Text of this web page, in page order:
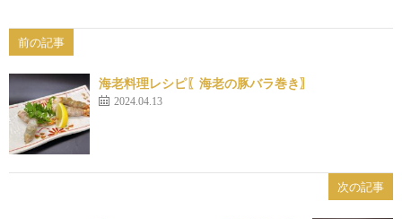
前の記事
海老料理レシピ〖海老の豚バラ巻き〗
2024.04.13
次の記事